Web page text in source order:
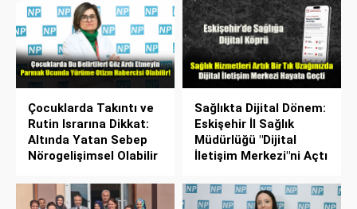
Çocuklarda Takıntı ve
Rutin Israrına Dikkat:
Altında Yatan Sebep
Nörogelişimsel Olabilir
Sağlıkta Dijital Dönem:
Eskişehir İl Sağlık
Müdürlüğü "Dijital
İletişim Merkezi"ni Açtı